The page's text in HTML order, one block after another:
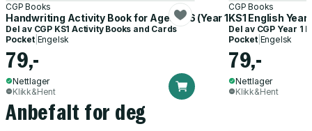
CGP Books
Handwriting Activity Book for Ages 5-6 (Year 1)
Del av CGP KS1 Activity Books and Cards
Pocket| Engelsk
79,-
Nettlager
Klikk&Hent
CGP Books
KS1 English
Del av CGP Year 1
Pocket| Engelsk
79,-
Nettlager
Klikk&Hent
Anbefalt for deg